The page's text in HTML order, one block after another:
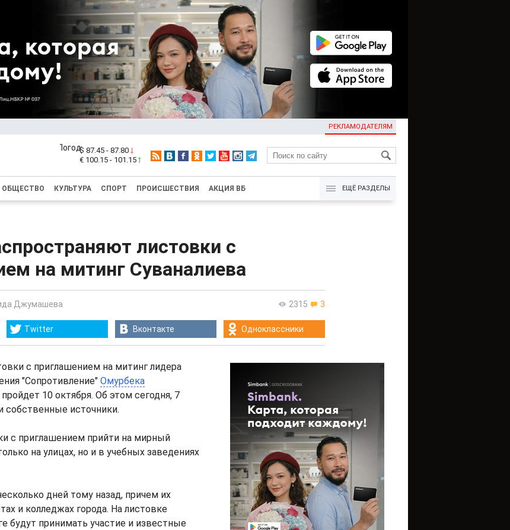
РЕКЛАМОДАТЕЛЯМ
KG
$ 87.45 - 87.80
€ 100.15 - 101.15
ОБЩЕСТВО КУЛЬТУРА СПОРТ ПРОИСШЕСТВИЯ АКЦИЯ ВБ ЕЩЁ РАЗДЕЛЫ
листовки с
на митинг Суваналиева
2315 3
Джумашева
Twitter Вконтакте Одноклассники
с приглашением на митинг лидера
"Сопротивление" Омурбека
10 октября. Об этом сегодня, 7
собственные источники.
с приглашением прийти на мирный
на улицах, но и в учебных заведениях
дней тому назад, причем их
и колледжах города. На листовке
будут принимать участие и известные